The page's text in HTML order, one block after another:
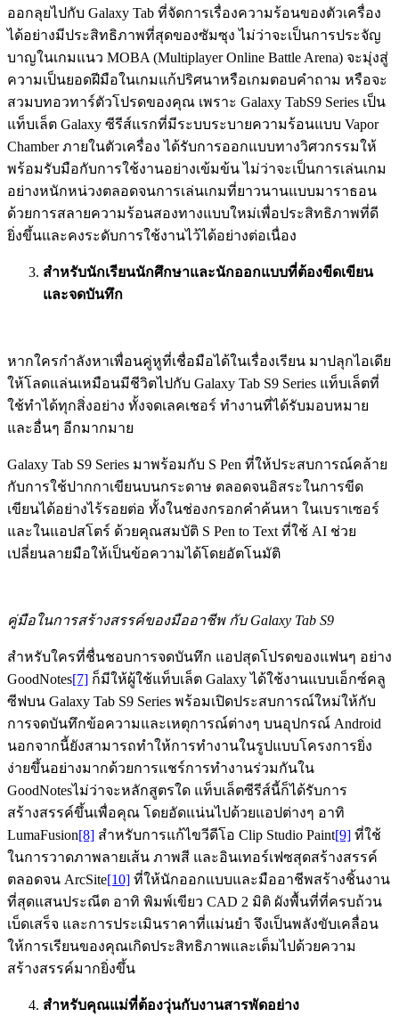
ออกลุยไปกับ Galaxy Tab ที่จัดการเรื่องความร้อนของตัวเครื่อง
ได้อย่างมีประสิทธิภาพที่สุดของซัมซุง ไม่ว่าจะเป็นการประจัญ
บาญในเกมแนว MOBA (Multiplayer Online Battle Arena) จะมุ่งสู่
ความเป็นยอดฝีมือในเกมแก้ปริศนาหรือเกมตอบคำถาม หรือจะ
สวมบทอวทาร์ตัวโปรดของคุณ เพราะ Galaxy TabS9 Series เป็น
แท็บเล็ต Galaxy ซีรีส์แรกที่มีระบบระบายความร้อนแบบ Vapor
Chamber ภายในตัวเครื่อง ได้รับการออกแบบทางวิศวกรรมให้
พร้อมรับมือกับการใช้งานอย่างเข้มข้น ไม่ว่าจะเป็นการเล่นเกม
อย่างหนักหน่วงตลอดจนการเล่นเกมที่ยาวนานแบบมาราธอน
ด้วยการสลายความร้อนสองทางแบบใหม่เพื่อประสิทธิภาพที่ดี
ยิ่งขึ้นและคงระดับการใช้งานไว้ได้อย่างต่อเนื่อง
สำหรับนักเรียนนักศึกษาและนักออกแบบที่ต้องขีดเขียน
และจดบันทึก
หากใครกำลังหาเพื่อนคู่หูที่เชื่อมือได้ในเรื่องเรียน มาปลุกไอเดีย
ให้โลดแล่นเหมือนมีชีวิตไปกับ Galaxy Tab S9 Series แท็บเล็ตที่
ใช้ทำได้ทุกสิ่งอย่าง ทั้งจดเลคเชอร์ ทำงานที่ได้รับมอบหมาย
และอื่นๆ อีกมากมาย
Galaxy Tab S9 Series มาพร้อมกับ S Pen ที่ให้ประสบการณ์คล้าย
กับการใช้ปากกาเขียนบนกระดาษ ตลอดจนอิสระในการขีด
เขียนได้อย่างไร้รอยต่อ ทั้งในช่องกรอกคำค้นหา ในเบราเซอร์
และในแอปสโตร์ ด้วยคุณสมบัติ S Pen to Text ที่ใช้ AI ช่วย
เปลี่ยนลายมือให้เป็นข้อความได้โดยอัตโนมัติ
คู่มือในการสร้างสรรค์ของมืออาชีพ กับGalaxy Tab S9
สำหรับใครที่ชื่นชอบการจดบันทึก แอปสุดโปรดของแฟนๆ อย่าง
GoodNotes[7] ก็มีให้ผู้ใช้แท็บเล็ต Galaxy ได้ใช้งานแบบเอ็กซ์คลู
ซีฟบน Galaxy Tab S9 Series พร้อมเปิดประสบการณ์ใหม่ให้กับ
การจดบันทึกข้อความและเหตุการณ์ต่างๆ บนอุปกรณ์ Android
นอกจากนี้ยังสามารถทำให้การทำงานในรูปแบบโครงการยิ่ง
ง่ายขึ้นอย่างมากด้วยการแชร์การทำงานร่วมกันใน
GoodNotesไม่ว่าจะหลักสูตรใด แท็บเล็ตซีรีส์นี้ก็ได้รับการ
สร้างสรรค์ขึ้นเพื่อคุณ โดยอัดแน่นไปด้วยแอปต่างๆ อาทิ
LumaFusion[8] สำหรับการแก้ไขวีดีโอ Clip Studio Paint[9] ที่ใช้
ในการวาดภาพลายเส้น ภาพสี และอินเทอร์เฟซสุดสร้างสรรค์
ตลอดจน ArcSite[10] ที่ให้นักออกแบบและมืออาชีพสร้างชิ้นงาน
ที่สุดแสนประณีต อาทิ พิมพ์เขียว CAD 2 มิติ ผังพื้นที่ที่ครบถ้วน
เบ็ดเสร็จ และการประเมินราคาที่แม่นยำ จึงเป็นพลังขับเคลื่อน
ให้การเรียนของคุณเกิดประสิทธิภาพและเต็มไปด้วยความ
สร้างสรรค์มากยิ่งขึ้น
สำหรับคุณแม่ที่ต้องวุ่นกับงานสารพัดอย่าง